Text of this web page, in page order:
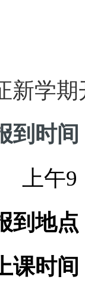
新学
到时间
上午
到地点
课时间